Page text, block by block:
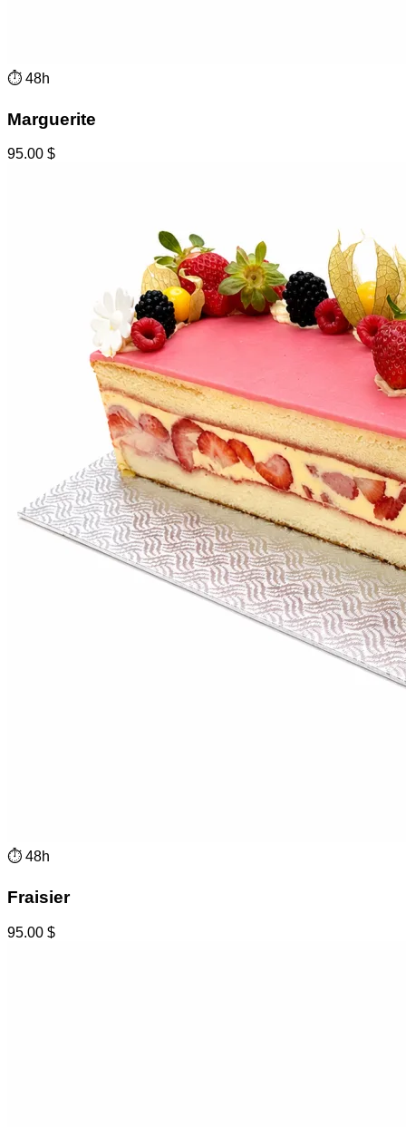
⏱ 48h
Marguerite
95.00 $
⏱ 48h
Fraisier
95.00 $